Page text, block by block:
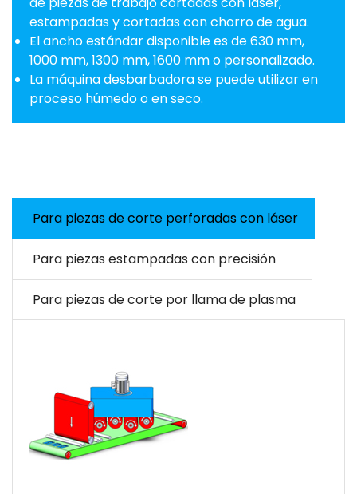
estampadas y cortadas con chorro de agua.
El ancho estándar disponible es de 630 mm,
1000 mm, 1300 mm, 1600 mm o personalizado.
La máquina desbarbadora se puede utilizar en
proceso húmedo o en seco.
Para piezas de corte perforadas con láser
Para piezas estampadas con precisión
Para piezas de corte por llama de plasma